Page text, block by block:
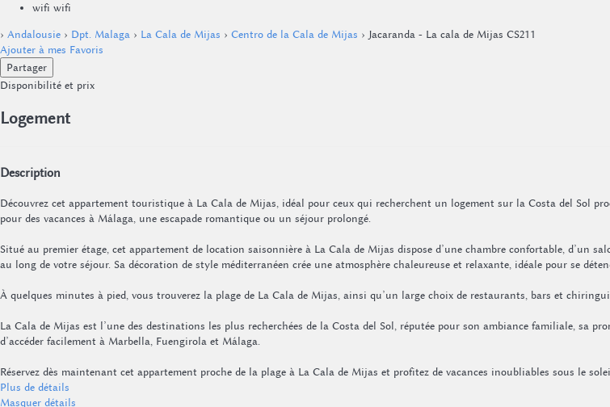
wifi wifi
› Andalousie › Dpt. Malaga › La Cala de Mijas › Centro de la Cala de Mijas › Jacaranda - La cala de Mijas CS211
Ajouter à mes Favoris
Partager
Disponibilité et prix
Logement
Description
Découvrez cet appartement touristique à La Cala de Mijas, idéal pour ceux qui recherchent un logement sur la Costa del Sol
pour des vacances à Málaga, une escapade romantique ou un séjour prolongé.
Situé au premier étage, cet appartement de location saisonnière à La Cala de Mijas dispose d’une chambre confortable,
au long de votre séjour. Sa décoration de style méditerranéen crée une atmosphère chaleureuse et relaxante, idéale pour se
À quelques minutes à pied, vous trouverez la plage de La Cala de Mijas, ainsi qu’un large choix de restaurants, bars et
La Cala de Mijas est l’une des destinations les plus recherchées de la Costa del Sol, réputée pour son ambiance familiale, sa
d’accéder facilement à Marbella, Fuengirola et Málaga.
Réservez dès maintenant cet appartement proche de la plage à La Cala de Mijas et profitez de vacances inoubliables sous le
Plus de détails
Masquer détails